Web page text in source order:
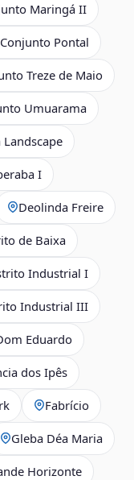
Maringá II
Conjunto Pontal
Treze de Maio
Umuarama
Landscape
I
Deolinda Freire
de Baixa
Industrial I
Industrial III
Eduardo
dos Ipês
Fabrício
Gleba Déa Maria
Horizonte